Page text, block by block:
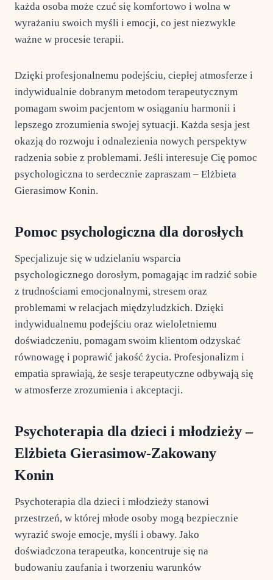
każda osoba może czuć się komfortowo i wolna w
wyrażaniu swoich myśli i emocji, co jest niezwykle
ważne w procesie terapii.
Dzięki profesjonalnemu podejściu, ciepłej atmosferze i
indywidualnie dobranym metodom terapeutycznym
pomagam swoim pacjentom w osiąganiu harmonii i
lepszego zrozumienia swojej sytuacji. Każda sesja jest
okazją do rozwoju i odnalezienia nowych perspektyw
radzenia sobie z problemami. Jeśli interesuje Cię pomoc
psychologiczna to serdecznie zapraszam – Elżbieta
Gierasimow Konin.
Pomoc psychologiczna dla dorosłych
Specjalizuje się w udzielaniu wsparcia
psychologicznego dorosłym, pomagając im radzić sobie
z trudnościami emocjonalnymi, stresem oraz
problemami w relacjach międzyludzkich. Dzięki
indywidualnemu podejściu oraz wieloletniemu
doświadczeniu, pomagam swoim klientom odzyskać
równowagę i poprawić jakość życia. Profesjonalizm i
empatia sprawiają, że sesje terapeutyczne odbywają się
w atmosferze zrozumienia i akceptacji.
Psychoterapia dla dzieci i młodzieży –
Elżbieta Gierasimow-Zakowany
Konin
Psychoterapia dla dzieci i młodzieży stanowi
przestrzeń, w której młode osoby mogą bezpiecznie
wyrazić swoje emocje, myśli i obawy. Jako
doświadczona terapeutka, koncentruje się na
budowaniu zaufania i tworzeniu warunków